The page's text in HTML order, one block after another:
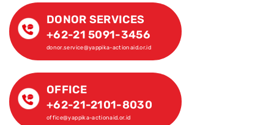
DONOR SERVICES
+62-21 5091-3456
donor.service@yappika-actionaid.or.id
OFFICE
+62-21-2101-8030
office@yappika-actionaid.or.id